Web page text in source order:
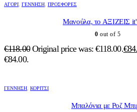
ΑΓΌΡΙ ΓΈΝΝΗΣΗ ΠΡΟΣΦΟΡΈΣ
Μανούλα, το ΑΞΙΖΕΙΣ
0 out of 5
€118.00 Original price was: €118.00.€
€84.00.
ΓΈΝΝΗΣΗ ΚΟΡΊΤΣΙ
Μπαλόνια με Ροζ